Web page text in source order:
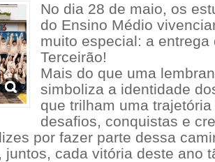
No dia 28 de maio, os
do Ensino Médio
muito especial: a
Terceirão!
Mais do que uma
simboliza a identidade
que trilham uma
desafios, conquistas e
por fazer parte dessa
juntos, cada vitória deste ano